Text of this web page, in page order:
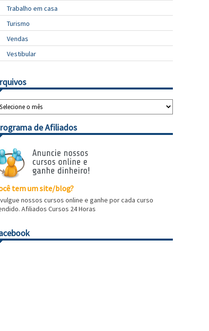
Trabalho em casa
Turismo
Vendas
Vestibular
de Afiliados
tem um site/blog?
nossos cursos online e ganhe por cada curso
Afiliados Cursos 24 Horas